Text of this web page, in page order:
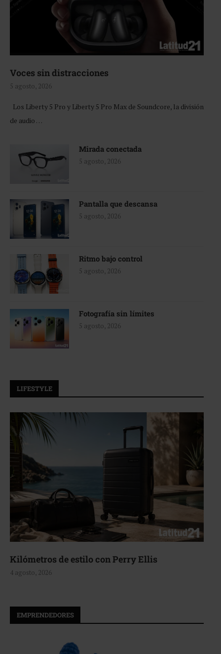
Voces sin distracciones
5 agosto, 2026
Los Liberty 5 Pro y Liberty 5 Pro Max de Soundcore, la división
de audio …
Mirada conectada
5 agosto, 2026
Pantalla que descansa
5 agosto, 2026
Ritmo bajo control
5 agosto, 2026
Fotografía sin límites
5 agosto, 2026
LIFESTYLE
Kilómetros de estilo con Perry Ellis
4 agosto, 2026
EMPRENDEDORES